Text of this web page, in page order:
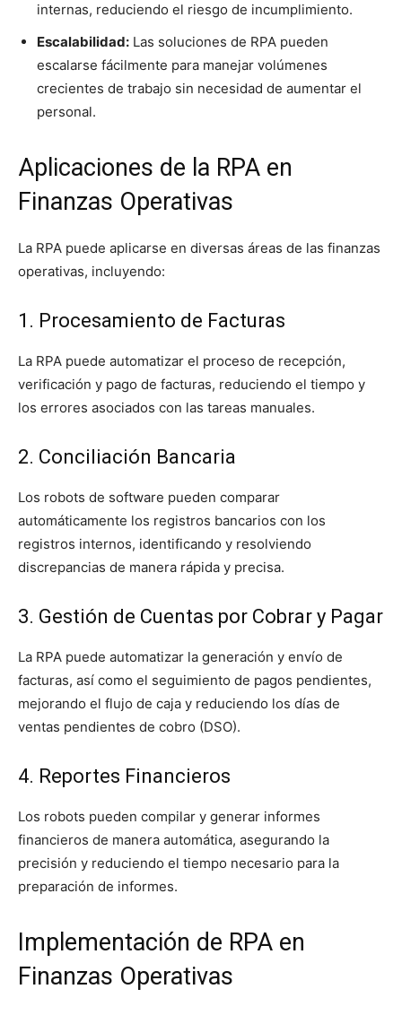
internas, reduciendo el riesgo de incumplimiento.
Escalabilidad: Las soluciones de RPA pueden
escalarse fácilmente para manejar volúmenes
crecientes de trabajo sin necesidad de aumentar el
personal.
Aplicaciones de la RPA en
Finanzas Operativas
La RPA puede aplicarse en diversas áreas de las finanzas
operativas, incluyendo:
1. Procesamiento de Facturas
La RPA puede automatizar el proceso de recepción,
verificación y pago de facturas, reduciendo el tiempo y
los errores asociados con las tareas manuales.
2. Conciliación Bancaria
Los robots de software pueden comparar
automáticamente los registros bancarios con los
registros internos, identificando y resolviendo
discrepancias de manera rápida y precisa.
3. Gestión de Cuentas por Cobrar y Pagar
La RPA puede automatizar la generación y envío de
facturas, así como el seguimiento de pagos pendientes,
mejorando el flujo de caja y reduciendo los días de
ventas pendientes de cobro (DSO).
4. Reportes Financieros
Los robots pueden compilar y generar informes
financieros de manera automática, asegurando la
precisión y reduciendo el tiempo necesario para la
preparación de informes.
Implementación de RPA en
Finanzas Operativas